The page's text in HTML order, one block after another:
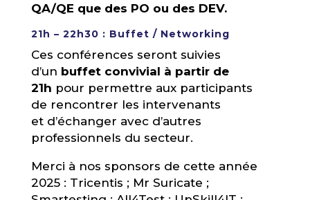
QA/QE que des PO ou des DEV.
21h – 22h30 : Buffet / Networking
Ces conférences seront suivies
d’un buffet convivial à partir de
21h pour permettre aux participants
de rencontrer les intervenants
et d’échanger avec d’autres
professionnels du secteur.
Merci à nos sponsors de cette année
2025 : Tricentis ; Mr Suricate ;